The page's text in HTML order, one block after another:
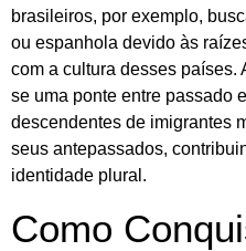
brasileiros, por exemplo,
ou espanhola devido às
com a cultura desses países.
se uma ponte entre passado
descendentes de imigrantes
seus antepassados,
identidade plural.
Como